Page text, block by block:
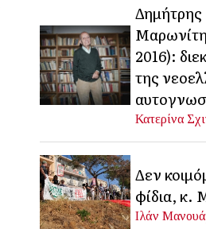
Δημήτρης
2016):
της
Κατερίνα
Δεν
φίδια, κ.
Ιλάν